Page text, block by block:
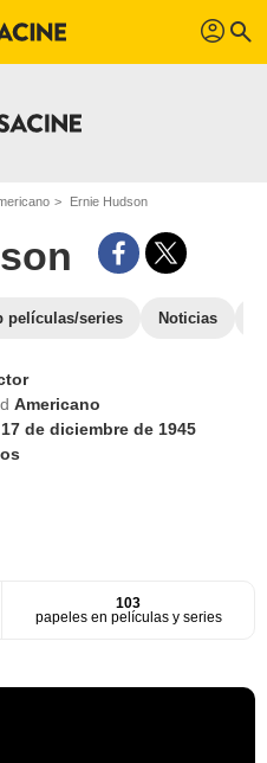
profil search
Ernie Hudson
películas/series Noticias
Americano
17 de diciembre de 1945
103
papeles en películas y series